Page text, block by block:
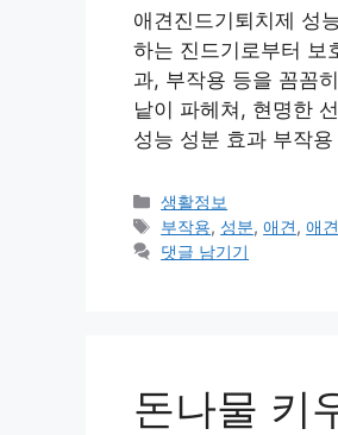
애견진드기퇴치제 성
하는 진드기로부터 보
과, 부작용 등을 꼼꼼
낱이 파헤쳐, 현명한
성능 성분 효과 부작
카
테
고
생활정보
태
그
부작용, 성분,애견,애
댓글 남기기
돈나물 키